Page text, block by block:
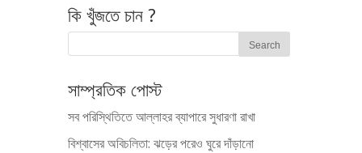
কি খুঁজতে চান ?
সাম্প্রতিক পোস্ট
সব পরিস্থিতিতে আল্লাহর ব্যাপারে সুধারণা রাখা
বিশ্বাসের অবিচলিতা: ঝড়ের পরেও ঘুরে দাঁড়ানো